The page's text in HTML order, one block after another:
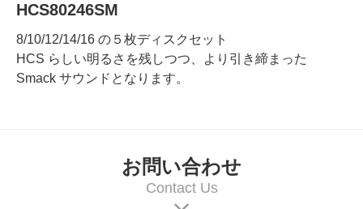
HCS80246SM
8/10/12/14/16 の５枚ディスクセット
HCS らしい明るさを残しつつ、より引き締まった
Smack サウンドとなります。
お問い合わせ
Contact Us